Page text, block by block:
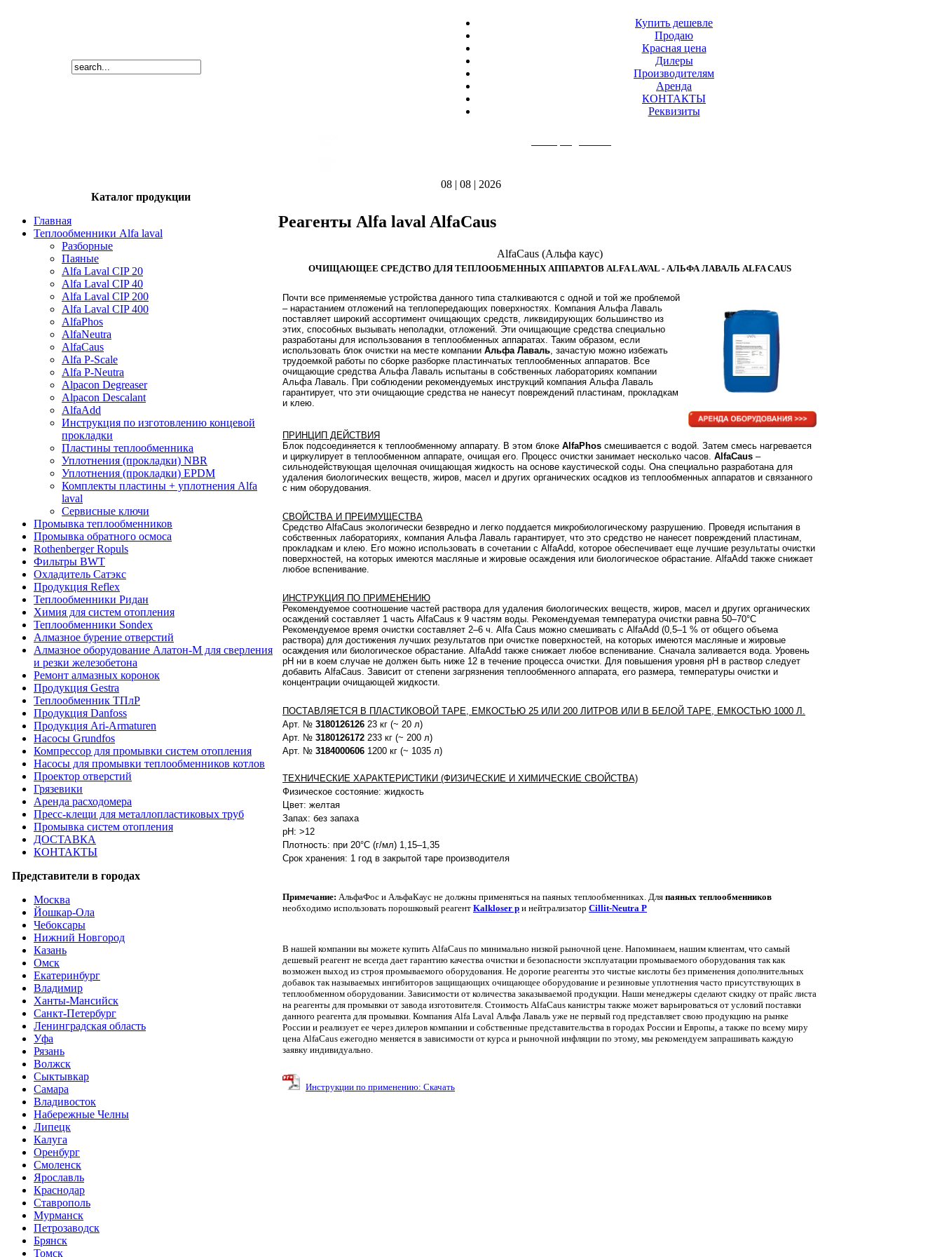
Купить дешевле
Продаю
Красная цена
Дилеры
Производителям
Аренда
КОНТАКТЫ
Реквизиты
08 | 08 | 2026
Каталог продукции
Главная
Теплообменники Alfa laval
Разборные
Паяные
Alfa Laval CIP 20
Alfa Laval CIP 40
Alfa Laval CIP 200
Alfa Laval CIP 400
AlfaPhos
AlfaNeutra
AlfaCaus
Alfa P-Scale
Alfa P-Neutra
Alpacon Degreaser
Alpacon Descalant
AlfaAdd
Инструкция по изготовлению концевой
прокладки
Пластины теплообменника
Уплотнения (прокладки) NBR
Уплотнения (прокладки) EPDM
Комплекты пластины + уплотнения Alfa
laval
Сервисные ключи
Промывка теплообменников
Промывка обратного осмоса
Rothenberger Ropuls
Фильтры BWT
Охладитель Сатэкс
Продукция Reflex
Теплообменники Ридан
Химия для систем отопления
Теплообменники Sondex
Алмазное бурение отверстий
Алмазное оборудование Алатон-М для сверления
и резки железобетона
Ремонт алмазных коронок
Продукция Gestra
Теплообменник ТПлР
Продукция Danfoss
Продукция Ari-Armaturen
Насосы Grundfos
Компрессор для промывки систем отопления
Насосы для промывки теплообменников котлов
Проектор отверстий
Грязевики
Аренда расходомера
Пресс-клещи для металлопластиковых труб
Промывка систем отопления
ДОСТАВКА
КОНТАКТЫ
Представители в городах
Москва
Йошкар-Ола
Чебоксары
Нижний Новгород
Казань
Омск
Екатеринбург
Владимир
Ханты-Мансийск
Санкт-Петербург
Ленинградская область
Уфа
Рязань
Волжск
Сыктывкар
Самара
Владивосток
Набережные Челны
Липецк
Калуга
Оренбург
Смоленск
Ярославль
Краснодар
Ставрополь
Мурманск
Петрозаводск
Брянск
Томск
Реагенты Alfa laval AlfaCaus
AlfaCaus (Альфа каус)
ОЧИЩАЮЩЕЕ СРЕДСТВО ДЛЯ ТЕПЛООБМЕННЫХ АППАРАТОВ ALFA LAVAL - АЛЬФА ЛАВАЛЬ ALFA CAUS
Почти все применяемые устройства данного типа сталкиваются с одной и той же проблемой
– нарастанием отложений на теплопередающих поверхностях. Компания Альфа Лаваль
поставляет широкий ассортимент очищающих средств, ликвидирующих большинство из
этих, способных вызывать неполадки, отложений. Эти очищающие средства специально
разработаны для использования в теплообменных аппаратах. Таким образом, если
использовать блок очистки на месте компании Альфа Лаваль , зачастую можно избежать
трудоемкой работы по сборке разборке пластинчатых теплообменных аппаратов. Все
очищающие средства Альфа Лаваль испытаны в собственных лабораториях компании
Альфа Лаваль. При соблюдении рекомендуемых инструкций компания Альфа Лаваль
гарантирует, что эти очищающие средства не нанесут повреждений пластинам, прокладкам
и клею.
ПРИНЦИП ДЕЙСТВИЯ
Блок подсоединяется к теплообменному аппарату. В этом блоке AlfaPhos смешивается с водой. Затем смесь нагревается
и циркулирует в теплообменном аппарате, очищая его. Процесс очистки занимает несколько часов. AlfaCaus –
сильнодействующая щелочная очищающая жидкость на основе каустической соды. Она специально разработана для
удаления биологических веществ, жиров, масел и других органических осадков из теплообменных аппаратов и связанного
с ним оборудования.
СВОЙСТВА И ПРЕИМУЩЕСТВА
Средство AlfaCaus экологически безвредно и легко поддается микробиологическому разрушению. Проведя испытания в
собственных лабораториях, компания Альфа Лаваль гарантирует, что это средство не нанесет повреждений пластинам,
прокладкам и клею. Его можно использовать в сочетании с AlfaAdd, которое обеспечивает еще лучшие результаты очистки
поверхностей, на которых имеются масляные и жировые осаждения или биологическое обрастание. AlfaAdd также снижает
любое вспенивание.
ИНСТРУКЦИЯ ПО ПРИМЕНЕНИЮ
Рекомендуемое соотношение частей раствора для удаления биологических веществ, жиров, масел и других органических
осаждений составляет 1 часть AlfaCaus к 9 частям воды. Рекомендуемая температура очистки равна 50–70°С
Рекомендуемое время очистки составляет 2–6 ч. Alfa Caus можно смешивать с AlfaAdd (0,5–1 % от общего объема
раствора) для достижения лучших результатов при очистке поверхностей, на которых имеются масляные и жировые
осаждения или биологическое обрастание. AlfaAdd также снижает любое вспенивание. Сначала заливается вода. Уровень
pH ни в коем случае не должен быть ниже 12 в течение процесса очистки. Для повышения уровня pH в раствор следует
добавить AlfaCaus. Зависит от степени загрязнения теплообменного аппарата, его размера, температуры очистки и
концентрации очищающей жидкости.
ПОСТАВЛЯЕТСЯ В ПЛАСТИКОВОЙ ТАРЕ, ЕМКОСТЬЮ 25 ИЛИ 200 ЛИТРОВ ИЛИ В БЕЛОЙ ТАРЕ, ЕМКОСТЬЮ 1000 Л.
Арт. № 3180126126 23 кг (~ 20 л)
Арт. № 3180126172 233 кг (~ 200 л)
Арт. № 3184000606 1200 кг (~ 1035 л)
ТЕХНИЧЕСКИЕ ХАРАКТЕРИСТИКИ (ФИЗИЧЕСКИЕ И ХИМИЧЕСКИЕ СВОЙСТВА)
Физическое состояние: жидкость
Цвет: желтая
Запах: без запаха
pH: >12
Плотность: при 20°С (г/мл) 1,15–1,35
Срок хранения: 1 год в закрытой таре производителя
Примечание: АльфаФос и АльфаКаус не должны применяться на паяных теплообменниках. Для паяных теплообменников
необходимо использовать порошковый реагент Kalkloser p и нейтрализатор Cillit-Neutra P
В нашей компании вы можете купить AlfaCaus по минимально низкой рыночной цене. Напоминаем, нашим клиентам, что самый
дешевый реагент не всегда дает гарантию качества очистки и безопасности эксплуатации промываемого оборудования так как
возможен выход из строя промываемого оборудования. Не дорогие реагенты это чистые кислоты без применения дополнительных
добавок так называемых ингибиторов защищающих очищающее оборудование и резиновые уплотнения часто присутствующих в
теплообменном оборудовании. Зависимости от количества заказываемой продукции. Наши менеджеры сделают скидку от прайс листа
на реагенты для промывки от завода изготовителя. Стоимость AlfaCaus канистры также может варьироваться от условий поставки
данного реагента для промывки. Компания Alfa Laval Альфа Лаваль уже не первый год представляет свою продукцию на рынке
России и реализует ее через дилеров компании и собственные представительства в городах России и Европы, а также по всему миру
цена AlfaCaus ежегодно меняется в зависимости от курса и рыночной инфляции по этому, мы рекомендуем запрашивать каждую
заявку индивидуально.
Инструкции по применению: Скачать